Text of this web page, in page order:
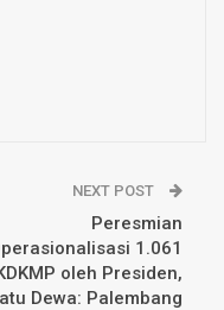
NEXT POST
Peresmian
1.061
oleh Presiden,
Dewa: Palembang